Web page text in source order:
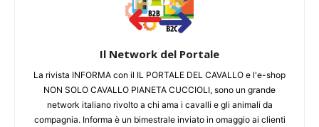
Il Network del Portale
La rivista INFORMA con il IL PORTALE DEL CAVALLO e l'e-shop
NON SOLO CAVALLO PIANETA CUCCIOLI, sono un grande
network italiano rivolto a chi ama i cavalli e gli animali da
compagnia. Informa è un bimestrale inviato in omaggio ai clienti